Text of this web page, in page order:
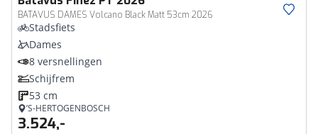
BATAVUS DAMES Volcano Black Matt 53cm 2026
Stadsfiets
Dames
8 versnellingen
Schijfrem
53 cm
’S-HERTOGENBOSCH
3.524,-